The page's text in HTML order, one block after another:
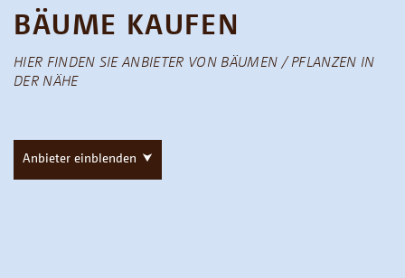
BÄUME KAUFEN
HIER FINDEN SIE ANBIETER VON BÄUMEN / PFLANZEN IN
DER NÄHE
Anbieter einblenden